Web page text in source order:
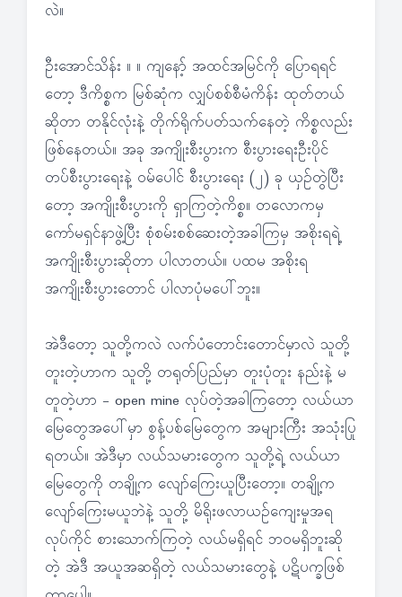
လဲ။
ဦးအောင်သိန်း ။ ။ ကျနော့် အထင်အမြင်ကို ပြောရရင်
တော့ ဒီကိစ္စက မြစ်ဆုံက လျှပ်စစ်စီမံကိန်း ထုတ်တယ်
ဆိုတာ တနိုင်လုံးနဲ့ တိုက်ရိုက်ပတ်သက်နေတဲ့ ကိစ္စလည်း
ဖြစ်နေတယ်။ အခု အကျိုးစီးပွားက စီးပွားရေးဦးပိုင်
တပ်စီးပွားရေးနဲ့ ဝမ်ပေါင် စီးပွားရေး (၂) ခု ယှဉ်တွဲပြီး
တော့ အကျိုးစီးပွားကို ရှာကြတဲ့ကိစ္စ။ တလောကမှ
ကော်မရှင်နာဖွဲ့ပြီး စုံစမ်းစစ်ဆေးတဲ့အခါကြမှ အစိုးရရဲ့
အကျိုးစီးပွားဆိုတာ ပါလာတယ်။ ပထမ အစိုးရ
အကျိုးစီးပွားတောင် ပါလာပုံမပေါ်ဘူး။
အဲဒီတော့ သူတို့ကလဲ လက်ပံတောင်းတောင်မှာလဲ သူတို့
တူးတဲ့ဟာက သူတို့ တရုတ်ပြည်မှာ တူးပုံတူး နည်းနဲ့ မ
တူတဲ့ဟာ - open mine လုပ်တဲ့အခါကြတော့ လယ်ယာ
မြေတွေအပေါ်မှာ စွန့်ပစ်မြေတွေက အများကြီး အသုံးပြု
ရတယ်။ အဲဒီမှာ လယ်သမားတွေက သူတို့ရဲ့ လယ်ယာ
မြေတွေကို တချို့က လျော်ကြေးယူပြီးတော့။ တချို့က
လျော်ကြေးမယူဘဲနဲ့ သူတို့ မိရိုးဖလာယဉ်ကျေးမှုအရ
လုပ်ကိုင် စားသောက်ကြတဲ့ လယ်မရှိရင် ဘဝမရှိဘူးဆို
တဲ့ အဲဒီ အယူအဆရှိတဲ့ လယ်သမားတွေနဲ့ ပဋိပက္ခဖြစ်